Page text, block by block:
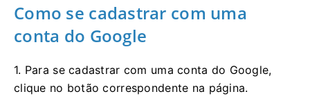
Como se cadastrar com uma
conta do Google
1. Para se cadastrar com uma conta do Google,
clique no botão correspondente na página.